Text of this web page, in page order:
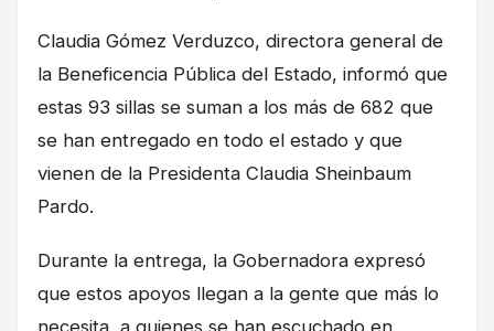
Claudia Gómez Verduzco, directora general de
la Beneficencia Pública del Estado, informó que
estas 93 sillas se suman a los más de 682 que
se han entregado en todo el estado y que
vienen de la Presidenta Claudia Sheinbaum
Pardo.
Durante la entrega, la Gobernadora expresó
que estos apoyos llegan a la gente que más lo
necesita, a quienes se han escuchado en